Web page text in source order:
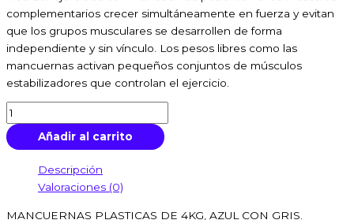
complementarios crecer simultáneamente en fuerza y evitan
que los grupos musculares se desarrollen de forma
independiente y sin vínculo. Los pesos libres como las
mancuernas activan pequeños conjuntos de músculos
estabilizadores que controlan el ejercicio.
Añadir al carrito
Descripción
Valoraciones (0)
MANCUERNAS PLASTICAS DE 4KG, AZUL CON GRIS.